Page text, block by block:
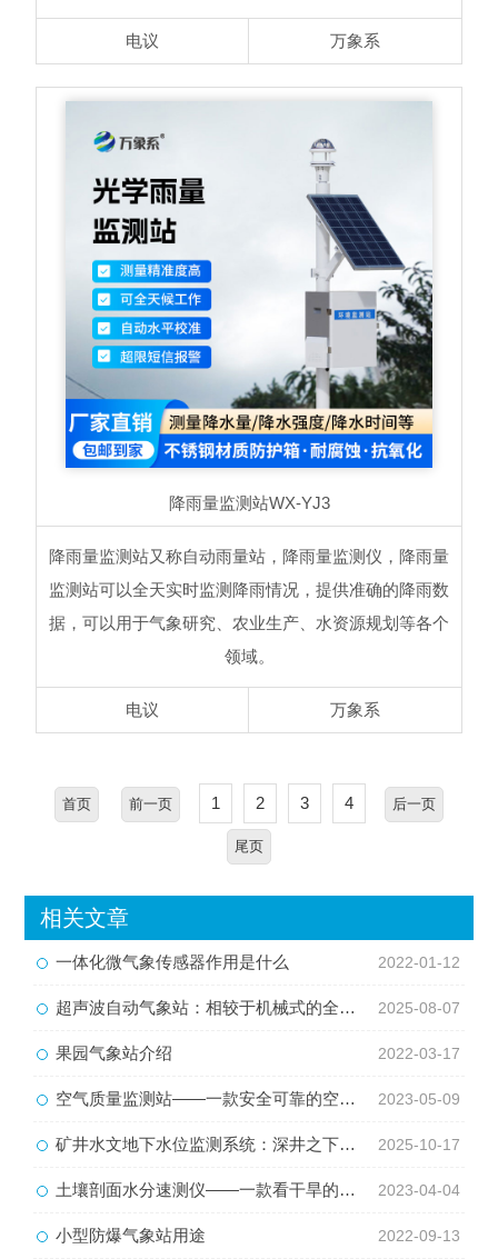
电议 万象系
降雨量监测站WX-YJ3
降雨量监测站又称自动雨量站，降雨量监测仪，降雨量
监测站可以全天实时监测降雨情况，提供准确的降雨数
据，可以用于气象研究、农业生产、水资源规划等各个
领域。
电议 万象系
首页 前一页 1 2 3 4 后一页
尾页
相关文章
一体化微气象传感器作用是什么 2022-01-12
超声波自动气象站：相较于机械式的全面升级 2025-08-07
果园气象站介绍 2022-03-17
空气质量监测站——一款安全可靠的空气环境卫士 2023-05-09
矿井水文地下水位监测系统：深井之下的“水情哨兵” 2025-10-17
土壤剖面水分速测仪——一款看干旱的测试泥土干湿的仪器2023已更新 2023-04-04
小型防爆气象站用途 2022-09-13